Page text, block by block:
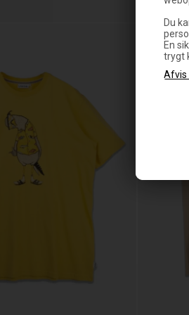
Du
En
trygt